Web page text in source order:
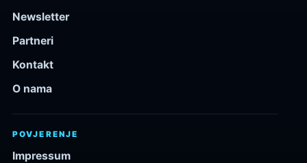
Newsletter
Partneri
Kontakt
O nama
POVJERENJE
Impressum